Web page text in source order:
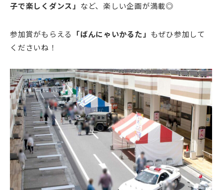
子で楽しくダンス」 など、楽しい企画が満載◎
参加賞がもらえる 「ばんにゃいかるた」 もぜひ参加して
くださいね！